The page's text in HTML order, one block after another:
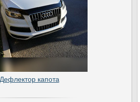
Дефлектор капота